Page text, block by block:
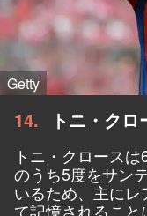
Getty
14 トニ・クロ
トニ・クロース
のうち5度をサン
いるため、主に
て記憶されるこ